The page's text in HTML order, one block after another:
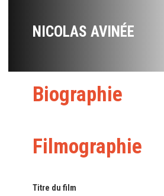
NICOLAS AVINÉE
Biographie
Filmographie
Titre du film